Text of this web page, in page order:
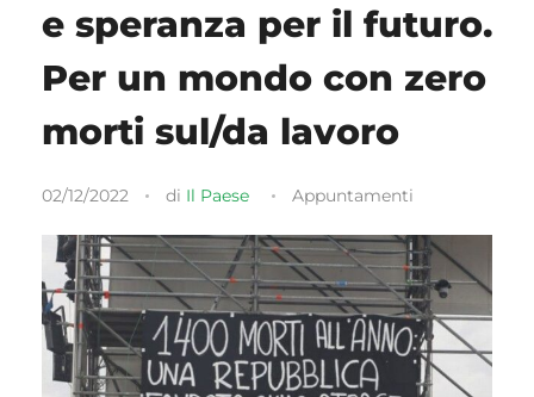
e speranza per il futuro.
Per un mondo con zero
morti sul/da lavoro
02/12/2022 di Il Paese Appuntamenti